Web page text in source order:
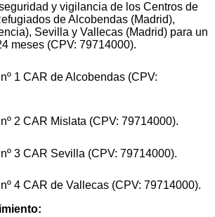
y vigilancia de los Centros de
de Alcobendas (Madrid),
Sevilla y Vallecas (Madrid) para un
meses (CPV: 79714000).
1 CAR de Alcobendas (CPV:
2 CAR Mislata (CPV: 79714000).
3 CAR Sevilla (CPV: 79714000).
4 CAR de Vallecas (CPV: 79714000).